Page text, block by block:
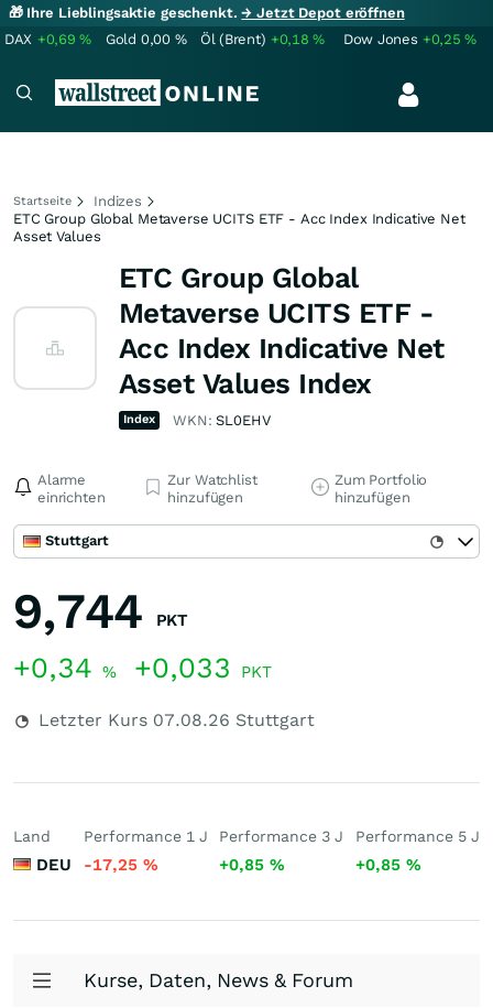
🎁 Ihre Lieblingsaktie geschenkt.→ Jetzt Depot eröffnen
DAX +0,69% Gold 0,00 % Öl (Brent) +0,18% Dow Jones +0,25%
Startseite
Indizes
ETC Group Global Metaverse UCITS ETF - Acc Index Indicative Net
Asset Values
ETC Group Global
Metaverse UCITS ETF -
Acc Index Indicative Net
Asset Values Index
Index WKN:SL0EHV
Alarme
einrichten
Zur Watchlist
hinzufügen
Zum Portfolio
hinzufügen
Stuttgart
9,744 PKT
+0,34 % +0,033 PKT
Letzter Kurs 07.08.26 Stuttgart
Land
DEU
Performance 1 J
-17,25 %
Performance 3 J
+0,85%
Performance 5 J
+0,85 %
Kurse, Daten, News & Forum